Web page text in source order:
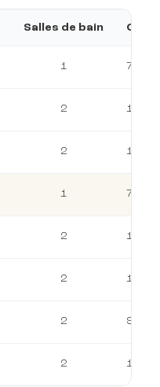
Salles de bain
1 78 m²
2 111
2 102
1 78 m²
2 130
2 102
2 99 m²
2 130